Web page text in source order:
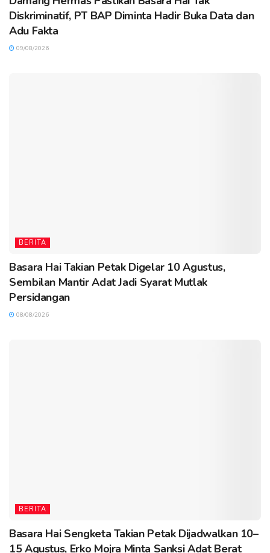
Diskriminatif, PT BAP Diminta Hadir Buka Data dan
Adu Fakta
09/08/2026
BERITA
Basara Hai Takian Petak Digelar 10 Agustus,
Sembilan Mantir Adat Jadi Syarat Mutlak
Persidangan
08/08/2026
BERITA
Basara Hai Sengketa Takian Petak Dijadwalkan 10–
15 Agustus, Erko Mojra Minta Sanksi Adat Berat